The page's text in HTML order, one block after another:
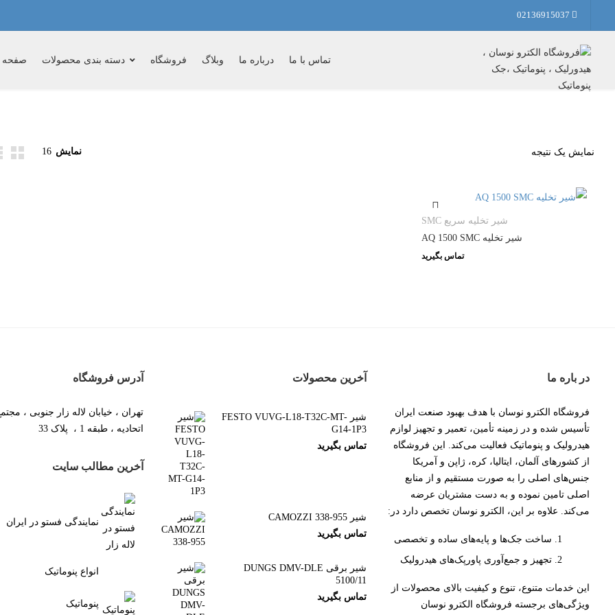
02136915037
صفحه دسته بندی محصولات فروشگاه وبلاگ درباره ما تماس با ما
نمایش یک نتیجه نمایش 16
شیر تخلیه سریع SMC
شیر تخلیه AQ 1500 SMC
تماس بگیرید
در باره ما
فروشگاه الکترو نوسان با هدف بهبود صنعت ایران
تأسیس شده و در زمینه تأمین، تعمیر و تجهیز لوازم
هیدرولیک و پنوماتیک فعالیت می‌کند. این فروشگاه
از کشورهای آلمان، ایتالیا، کره، ژاپن و آمریکا
جنس‌های اصلی را به صورت مستقیم و از منابع
اصلی تامین نموده و به دست مشتریان عرضه
می‌کند. علاوه بر این، الکترو نوسان تخصص دارد در:
ساخت جک‌ها و پایه‌های ساده و تخصصی
تجهیز و جمع‌آوری پاورپک‌های هیدرولیک
این خدمات متنوع، تنوع و کیفیت بالای محصولات از
ویژگی‌های برجسته فروشگاه الکترو نوسان
آخرین محصولات
شیر FESTO VUVG-L18-T32C-MT-
G14-1P3
تماس بگیرید
شیر CAMOZZI 338-955
تماس بگیرید
شیر برقی DUNGS DMV-DLE
5100/11
تماس بگیرید
آدرس فروشگاه
تهران ، خیابان لاله زار جنوبی ،
اتحادیه ، طبقه 1 ، پلاک 33
آخرین مطالب سایت
نمایندگی فستو در ایران
انواع پنوماتیک
پنوماتیک